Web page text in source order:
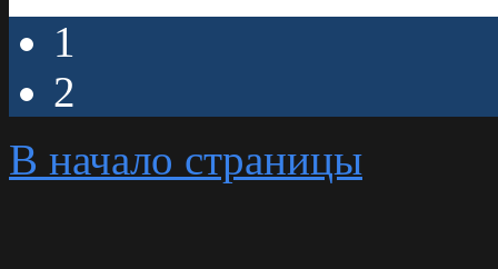
1
2
В начало страницы